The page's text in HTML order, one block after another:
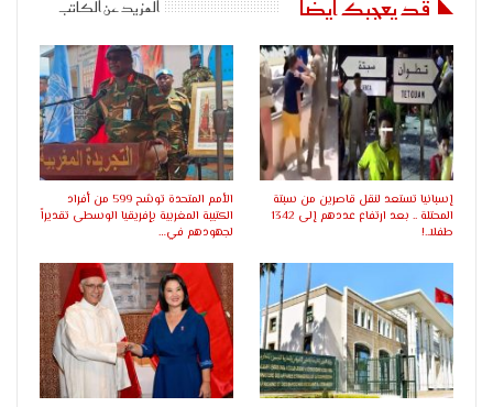
قد يعجبك ايضا المزيد عن الكاتب
إسبانيا تستعد لنقل قاصرين من سبتة
المحتلة .. بعد ارتفاع عددهم إلى 1342
طفلا..!
الأمم المتحدة توشح 599 من أفراد
الكتيبة المغربية بإفريقيا الوسطى تقديراً
لجهودهم في…